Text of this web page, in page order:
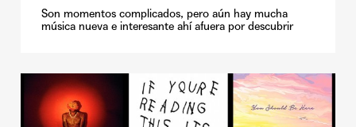
Son momentos complicados, pero aún hay mucha
música nueva e interesante ahí afuera por descubrir